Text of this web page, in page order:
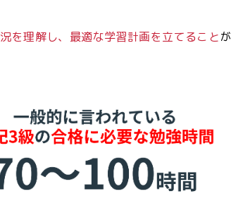
を理解し、最適な学習計画を立てること